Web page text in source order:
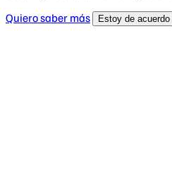
Quiero saber más
Estoy de acuerdo